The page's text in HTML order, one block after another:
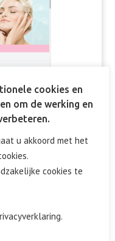
cookies en
om de werking en
u akkoord met het
cookies te